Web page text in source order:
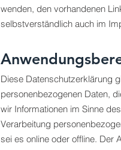
wenden, den vorhandenen
selbstverständlich auch im
Diese Datenschutzerklärung
personenbezogenen Daten,
wir Informationen im Sinne
Verarbeitung
sei es online oder offline. Der